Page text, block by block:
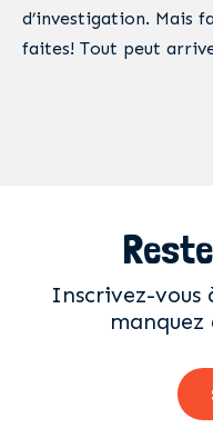
d’investigation. Mais
faites! Tout peut
Inscrivez-vous
manquez